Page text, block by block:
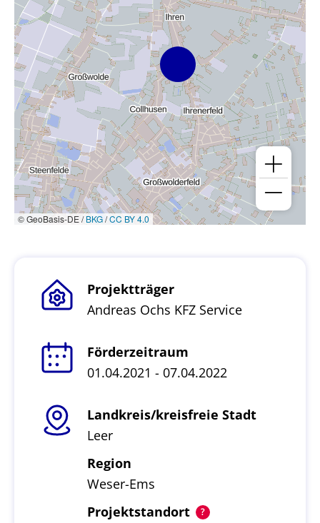
© GeoBasis-DE /BKG/CC BY 4.0
Projektträger
Andreas Ochs KFZ Service
Förderzeitraum
01.04.2021 - 07.04.2022
Landkreis/kreisfreie Stadt
Leer
Region
Weser-Ems
Projektstandort